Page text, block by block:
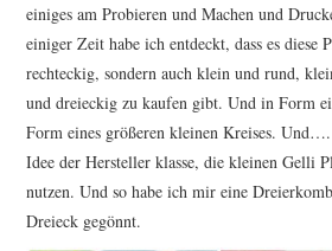
einiges am Probieren und Machen und
einiger Zeit habe ich entdeckt, dass es diese
rechteckig, sondern auch klein und rund,
und dreieckig zu kaufen gibt. Und in Form
Form eines größeren kleinen Kreises.
Idee der Hersteller klasse, die kleinen Gelli
nutzen. Und so habe ich mir eine
Dreieck gegönnt.